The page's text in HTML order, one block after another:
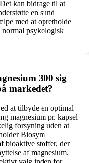
kan bidrage til at
en sund
med at opretholde
normal psykologisk
300 sig
markedet?
at tilbyde en optimal
magnesium pr. kapsel
forsyning uden at
Biosym
bioaktive stoffer, der
af magnesium.
valg inden for